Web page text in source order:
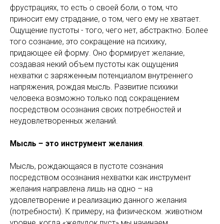
фрустрациях, то есть о своей боли, о том, что
приносит ему страдание, о том, чего ему не хватает.
Ощущение пустоты - того, чего нет, абстрактно. Более
того сознание, это сокращение на психику,
придающее ей форму. Оно формирует желание,
создавая некий объем пустоты как ощущения
нехватки с заряженным потенциалом внутреннего
напряжения, рождая мысль. Развитие психики
человека возможно только под сокращением
посредством осознания своих потребностей и
неудовлетворенных желаний.
Мысль – это инструмент желания.
Мысль, рождающаяся в пустоте сознания
посредством осознания нехватки как инструмент
желания направлена лишь на одно – на
удовлетворение и реализацию данного желания
(потребности). К примеру, на физическом. животном